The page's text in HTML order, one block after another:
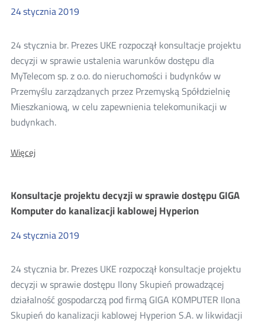
sp.
24stycznia2019
24 stycznia br. Prezes UKE rozpoczął konsultacje projektu
decyzji w sprawie ustalenia warunków dostępu dla
MyTelecom sp. z o.o. do nieruchomości i budynków w
Przemyślu zarządzanych przez Przemyską Spółdzielnię
Mieszkaniową, w celu zapewnienia telekomunikacji w
budynkach.
WięcejO:
Prezesa
UKE
dla
sp.
Konsultacje projektu decyzji w sprawie dostępu GIGA
Komputer do kanalizacji kablowej Hyperion
24stycznia2019
24 stycznia br. Prezes UKE rozpoczął konsultacje projektu
decyzji w sprawie dostępu Ilony Skupień prowadzącej
działalność gospodarczą pod firmą GIGA KOMPUTER Ilona
Skupień do kanalizacji kablowej Hyperion S.A. w likwidacji